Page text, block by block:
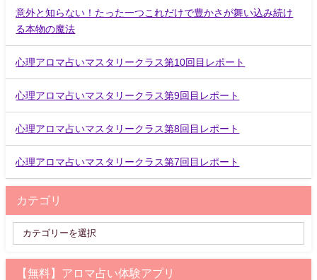
意外と知らない！たった一つこれだけで豊かさが舞い込み続け
る本物の魔法
心理アロマ占いマスタリークラス第10回目レポート
心理アロマ占いマスタリークラス第9回目レポート
心理アロマ占いマスタリークラス第8回目レポート
心理アロマ占いマスタリークラス第7回目レポート
カテゴリ
【無料】アロマ占い体験アプリ